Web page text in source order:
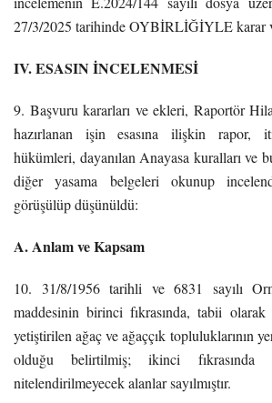
27/3/2025 tarihinde OYBİRLİĞİYLE karar
IV. ESASIN İNCELENMESİ
9. Başvuru kararları ve ekleri, Raportör
hazırlanan işin esasına ilişkin rapor,
hükümleri, dayanılan Anayasa kuralları ve
diğer yasama belgeleri okunup
görüşülüp düşünüldü:
A. Anlam ve Kapsam
10. 31/8/1956 tarihli ve 6831 sayılı
maddesinin birinci fıkrasında, tabii
yetiştirilen ağaç ve ağaççık topluluklarının
olduğu belirtilmiş; ikinci
nitelendirilmeyecek alanlar sayılmıştır.